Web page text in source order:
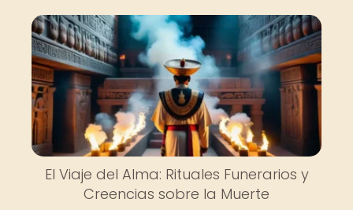
El Viaje del Alma: Rituales Funerarios y
Creencias sobre la Muerte